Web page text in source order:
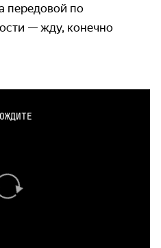
передовой по
— жду, конечно